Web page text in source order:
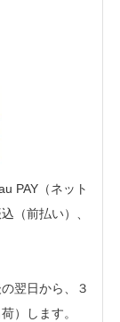
PAY（ネット
（前払い）、
翌日から、３
）します。